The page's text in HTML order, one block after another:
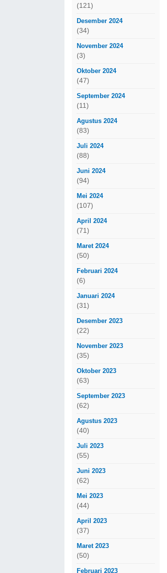
(121)
Desember 2024
(34)
November 2024
(3)
Oktober 2024
(47)
September 2024
(11)
Agustus 2024
(83)
Juli 2024
(88)
Juni 2024
(94)
Mei 2024
(107)
April 2024
(71)
Maret 2024
(50)
Februari 2024
(6)
Januari 2024
(31)
Desember 2023
(22)
November 2023
(35)
Oktober 2023
(63)
September 2023
(62)
Agustus 2023
(40)
Juli 2023
(55)
Juni 2023
(62)
Mei 2023
(44)
April 2023
(37)
Maret 2023
(50)
Februari 2023